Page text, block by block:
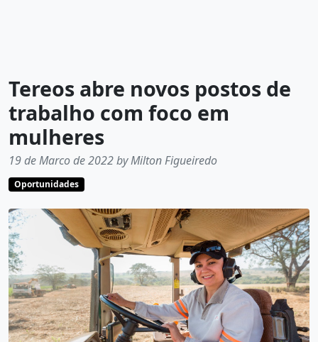
Tereos abre novos postos de
trabalho com foco em
mulheres
19 de Marco de 2022 by Milton Figueiredo
Oportunidades